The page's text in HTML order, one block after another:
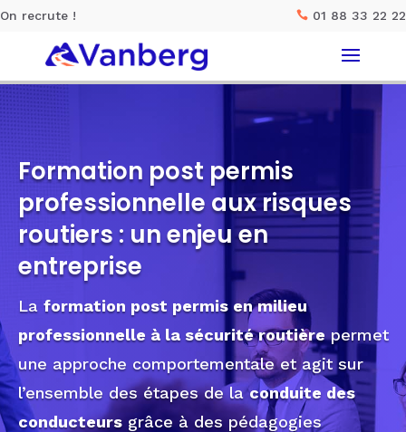
On recrute !  01 88 33 22 22
Accueil
Nos solutions
Nos meilleurs ateliers
La société Vanberg
CONTACT
Formation post permis
professionnelle aux risques
routiers : un enjeu en
entreprise
La formation post permis en milieu
professionnelle à la sécurité routière permet
une approche comportementale et agit sur
l’ensemble des étapes de laconduite des
conducteurs grâce à des pédagogies